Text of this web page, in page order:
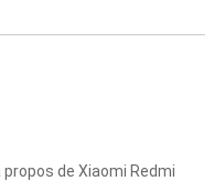
de Xiaomi Redmi